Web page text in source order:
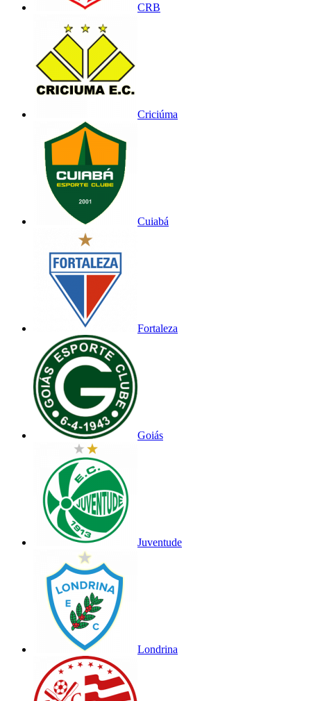
CRB
Criciúma
Cuiabá
Fortaleza
Goiás
Juventude
Londrina